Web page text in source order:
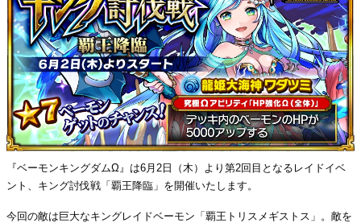
『ベーモンキングダムΩ』は6月2日（木）より第2回目となるレイドイベ
ント、キング討伐戦「覇王降臨」を開催いたします。
今回の敵は巨大なキングレイドベーモン「覇王トリスメギストス」。敵を